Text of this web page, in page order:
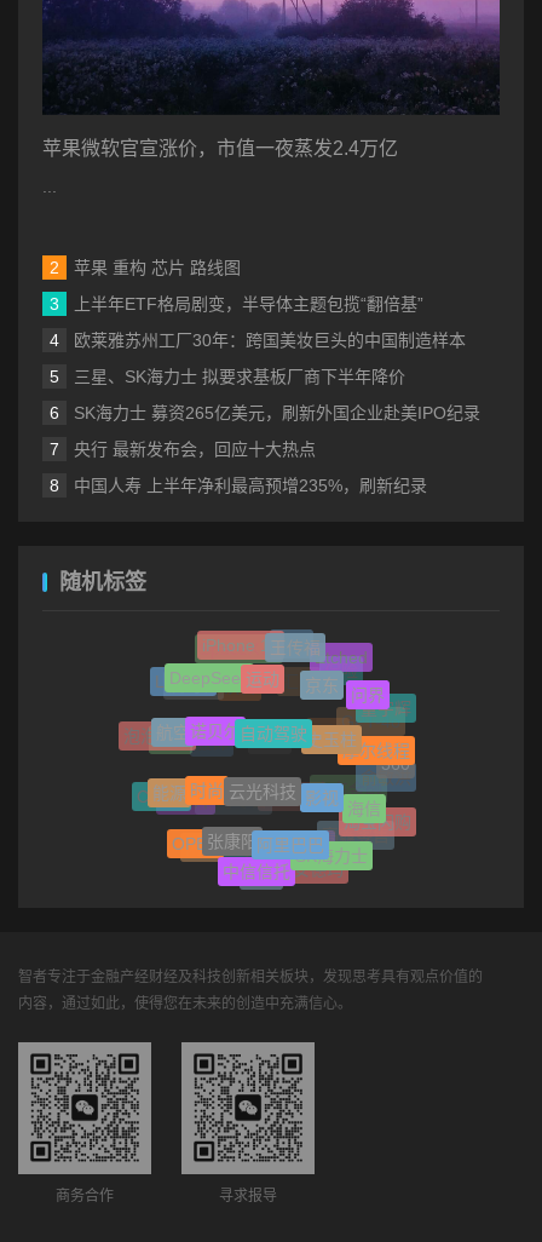
苹果微软官宣涨价，市值一夜蒸发2.4万亿
苹果 重构 芯片 路线图
上半年ETF格局剧变，半导体主题包揽“翻倍基”
欧莱雅苏州工厂30年：跨国美妆巨头的中国制造样本
三星、SK海力士 拟要求基板厂商下半年降价
SK海力士 募资265亿美元，刷新外国企业赴美IPO纪录
央行 最新发布会，回应十大热点
中国人寿 上半年净利最高预增235%，刷新纪录
随机标签
金融
SpaceX AI
iPhone 16王传福
Etched
保险
汇丰
爱马仕
Llama3
DeepSeek运动
京东
问界
董宇辉
GPT-4o
高铁
空调
泡泡玛特
航空
自动驾驶 史玉柱
摩尔线程
360
俞敏洪
京东金融
Manner
即时零售
AI芯片
Cruise
能源
影视
海信
淘宝闪购
高鑫零售
贵人鸟
理财
闲鱼
OPEC
张康阳阿里巴巴
SK海力士
安德玛
网易
中信信托
智者专注于金融产经财经及科技创新相关板块，发现思考具有观点价值的
内容，通过如此，使得您在未来的创造中充满信心。
商务合作 寻求报导